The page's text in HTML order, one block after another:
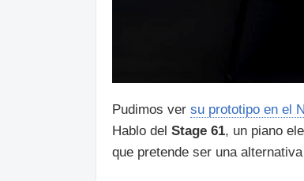
Pudimos ver su prototipo en el
Hablo del Stage 61, un piano
que pretende ser una